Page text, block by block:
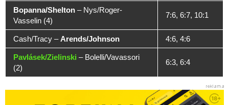
Bopanna/Shelton – Nys/Roger-
Vasselin (4)
7:6, 6:7, 10:1
Cash/Tracy –Arends/Johnson 4:6, 4:6
Pavlásek/Zielinski – Bolelli/Vavassori
(2)
6:3, 6:4